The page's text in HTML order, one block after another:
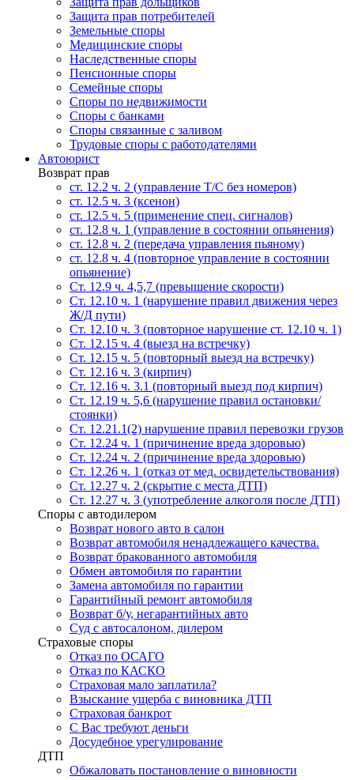
Защита прав потребителей
Земельные споры
Медицинские споры
Наследственные споры
Пенсионные споры
Семейные споры
Cпоры по недвижимости
Споры с банками
Споры связанные с заливом
Трудовые споры с работодателями
Автоюрист
Возврат прав
ст. 12.2 ч. 2 (управление Т/С без номеров)
ст. 12.5 ч. 3 (ксенон)
ст. 12.5 ч. 5 (применение спец. сигналов)
cт. 12.8 ч. 1 (управление в состоянии опьянения)
ст. 12.8 ч. 2 (передача управления пьяному)
ст. 12.8 ч. 4 (повторное управление в состоянии
опьянение)
Ст. 12.9 ч. 4,5,7 (превышение скорости)
Ст. 12.10 ч. 1 (нарушение правил движения через
Ж/Д пути)
Ст. 12.10 ч. 3 (повторное нарушение ст. 12.10 ч. 1)
Ст. 12.15 ч. 4 (выезд на встречку)
Ст. 12.15 ч. 5 (повторный выезд на встречку)
Ст. 12.16 ч. 3 (кирпич)
Ст. 12.16 ч. 3.1 (повторный выезд под кирпич)
Ст. 12.19 ч. 5,6 (нарушение правил остановки/
стоянки)
Ст. 12.21.1(2) нарушение правил перевозки грузов
Ст. 12.24 ч. 1 (причинение вреда здоровью)
Ст. 12.24 ч. 2 (причинение вреда здоровью)
Ст. 12.26 ч. 1 (отказ от мед. освидетельствования)
Ст. 12.27 ч. 2 (скрытие с места ДТП)
Ст. 12.27 ч. 3 (употребление алкоголя после ДТП)
Споры с автодилером
Возврат нового авто в салон
Возврат автомобиля ненадлежащего качества.
Возврат бракованного автомобиля
Обмен автомобиля по гарантии
Замена автомобиля по гарантии
Гарантийный ремонт автомобиля
Возврат б/у, негарантийных авто
Суд с автосалоном, дилером
Страховые споры
Отказ по ОСАГО
Отказ по КАСКО
Страховая мало заплатила?
Взыскание ущерба с виновника ДТП
Страховая банкрот
С Вас требуют деньги
Досудебное урегулирование
ДТП
Обжаловать постановление о виновности